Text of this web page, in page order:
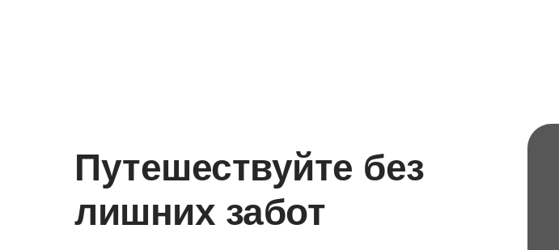
Путешествуйте без
лишних забот